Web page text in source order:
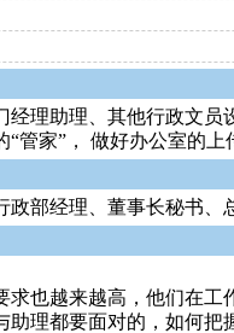
理助理、其他行政文
家”， 做好办公室的上
部经理、董事长秘书、
也越来越高，他们在
理都要面对的，如何